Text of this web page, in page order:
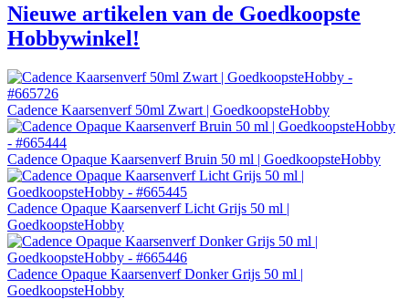
Nieuwe artikelen van de Goedkoopste
Hobbywinkel!
Cadence Kaarsenverf 50ml Zwart | GoedkoopsteHobby
Cadence Opaque Kaarsenverf Bruin 50 ml | GoedkoopsteHobby
Cadence Opaque Kaarsenverf Licht Grijs 50 ml |
GoedkoopsteHobby
Cadence Opaque Kaarsenverf Donker Grijs 50 ml |
GoedkoopsteHobby